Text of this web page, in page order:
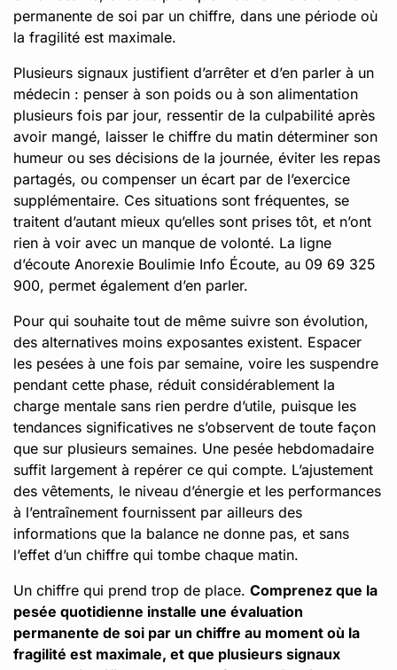
permanente de soi par un chiffre, dans une période où
la fragilité est maximale.
Plusieurs signaux justifient d’arrêter et d’en parler à un
médecin : penser à son poids ou à son alimentation
plusieurs fois par jour, ressentir de la culpabilité après
avoir mangé, laisser le chiffre du matin déterminer son
humeur ou ses décisions de la journée, éviter les repas
partagés, ou compenser un écart par de l’exercice
supplémentaire. Ces situations sont fréquentes, se
traitent d’autant mieux qu’elles sont prises tôt, et n’ont
rien à voir avec un manque de volonté. La ligne
d’écoute Anorexie Boulimie Info Écoute, au 09 69 325
900, permet également d’en parler.
Pour qui souhaite tout de même suivre son évolution,
des alternatives moins exposantes existent. Espacer
les pesées à une fois par semaine, voire les suspendre
pendant cette phase, réduit considérablement la
charge mentale sans rien perdre d’utile, puisque les
tendances significatives ne s’observent de toute façon
que sur plusieurs semaines. Une pesée hebdomadaire
suffit largement à repérer ce qui compte. L’ajustement
des vêtements, le niveau d’énergie et les performances
à l’entraînement fournissent par ailleurs des
informations que la balance ne donne pas, et sans
l’effet d’un chiffre qui tombe chaque matin.
Un chiffre qui prend trop de place. Comprenez que la
pesée quotidienne installe une évaluation
permanente de soi par un chiffre au moment où la
fragilité est maximale, et que plusieurs signaux